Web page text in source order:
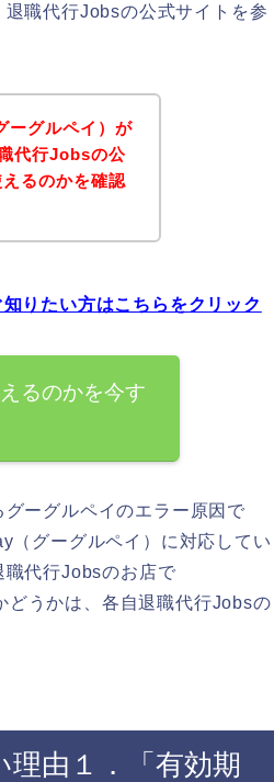
職代行Jobsの公式サイトを参
ーグルペイ）が
代行Jobsの公
るのかを確認
りたい方はこちらをクリック
るのかを今す
ーグルペイのエラー原因で
（グーグルペイ）に対応してい
職代行Jobsのお店で
うかは、各自退職代行Jobsの
由１．「有効期